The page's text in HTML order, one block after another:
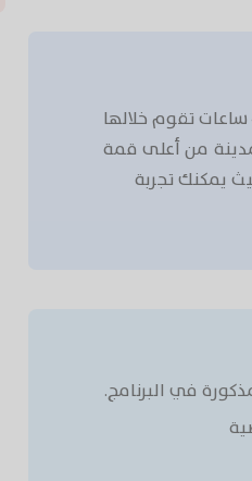
الرائعة، في جولة لمدة ٤ ساعات تقوم خلالها
من أعلى قمة
يمكنك تجربة
في البرنامج.